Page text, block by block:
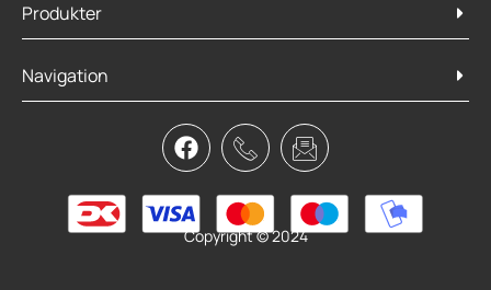
SKS Shockblade dark 26″ +27,5″ front
249,95 kr.
Læs mere
Produkter
Navigation
Copyright © 2024